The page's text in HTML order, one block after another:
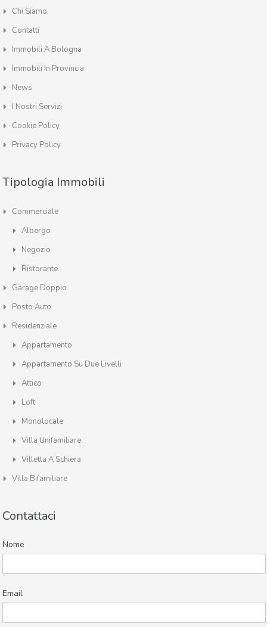
Chi Siamo
Contatti
Immobili A Bologna
Immobili In Provincia
News
I Nostri Servizi
Cookie Policy
Privacy Policy
Tipologia Immobili
Commerciale
Albergo
Negozio
Ristorante
Garage Doppio
Posto Auto
Residenziale
Appartamento
Appartamento Su Due Livelli
Attico
Loft
Monolocale
Villa Unifamiliare
Villetta A Schiera
Villa Bifamiliare
Contattaci
Nome
Email